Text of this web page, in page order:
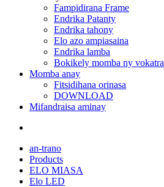
Fampidirana Frame
Endrika Patanty
Endrika tahony
Elo azo ampiasaina
Endrika lamba
Bokikely momba ny vokatra
Momba anay
Fitsidihana orinasa
DOWNLOAD
Mifandraisa aminay
an-trano
Products
ELO MIASA
Elo LED